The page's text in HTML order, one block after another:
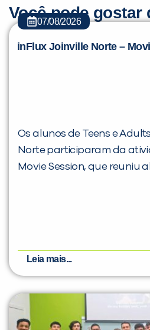
Você pode gostar
07/08/2026
inFlux Joinville Norte –
Os alunos de Teens e
Norte participaram da
Movie Session, que reuniu
Leia mais...
VOLTAR